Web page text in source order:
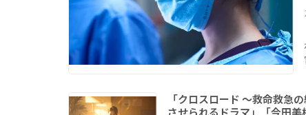
「クロスロード ～救命救急
させられるドラマ」「今田美